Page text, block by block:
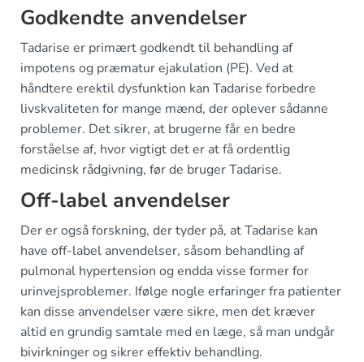
Godkendte anvendelser
Tadarise er primært godkendt til behandling af
impotens og præmatur ejakulation (PE). Ved at
håndtere erektil dysfunktion kan Tadarise forbedre
livskvaliteten for mange mænd, der oplever sådanne
problemer. Det sikrer, at brugerne får en bedre
forståelse af, hvor vigtigt det er at få ordentlig
medicinsk rådgivning, før de bruger Tadarise.
Off-label anvendelser
Der er også forskning, der tyder på, at Tadarise kan
have off-label anvendelser, såsom behandling af
pulmonal hypertension og endda visse former for
urinvejsproblemer. Ifølge nogle erfaringer fra patienter
kan disse anvendelser være sikre, men det kræver
altid en grundig samtale med en læge, så man undgår
bivirkninger og sikrer effektiv behandling.